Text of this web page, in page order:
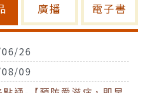
廣播 電子書
26
09